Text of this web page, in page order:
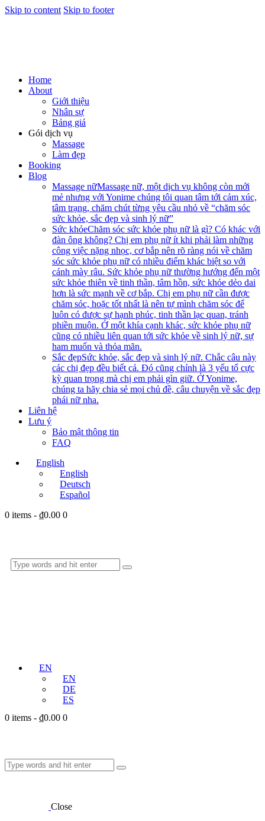
Skip to content Skip to footer
Home
About
Giới thiệu
Nhân sự
Bảng giá
Gói dịch vụ
Massage
Làm đẹp
Booking
Blog
Massage nữMassage nữ, một dịch vụ không còn mới
mẻ nhưng với Yonime chúng tôi quan tâm tới cảm xúc,
tâm trạng, chăm chút từng yêu cầu nhỏ về “chăm sóc
sức khỏe, sắc đẹp và sinh lý nữ”
Sức khỏeChăm sóc sức khỏe phụ nữ là gì? Có khác với
đàn ông không? Chị em phụ nữ ít khi phải làm những
công việc nặng nhọc, cơ bắp nên rõ ràng nói về chăm
sóc sức khỏe phụ nữ có nhiều điểm khác biệt so với
cánh mày râu. Sức khỏe phụ nữ thường hướng đến một
sức khỏe thiên về tinh thần, tâm hồn, sức khỏe dẻo dai
hơn là sức mạnh về cơ bắp. Chị em phụ nữ cần được
chăm sóc, hoặc tốt nhất là nên tự mình chăm sóc để
luôn có được sự hạnh phúc, tinh thần lạc quan, tránh
phiền muộn. Ở một khía cạnh khác, sức khỏe phụ nữ
cũng có nhiều liên quan tới sức khỏe về sinh lý nữ, sự
ham muốn và thỏa mãn.
Sắc đẹpSức khỏe, sắc đẹp và sinh lý nữ. Chắc câu này
các chị đẹp đều biết cả. Đó cũng chính là 3 yếu tố cực
kỳ quan trọng mà chị em phải gìn giữ. Ở Yonime,
chúng ta hãy chia sẻ mọi chủ đề, câu chuyện về sắc đẹp
phái nữ nha.
Liên hệ
Lưu ý
Bảo mật thông tin
FAQ
English
English
Deutsch
Español
0 items - ₫0.00 0
EN
EN
DE
ES
0 items - ₫0.00 0
Close